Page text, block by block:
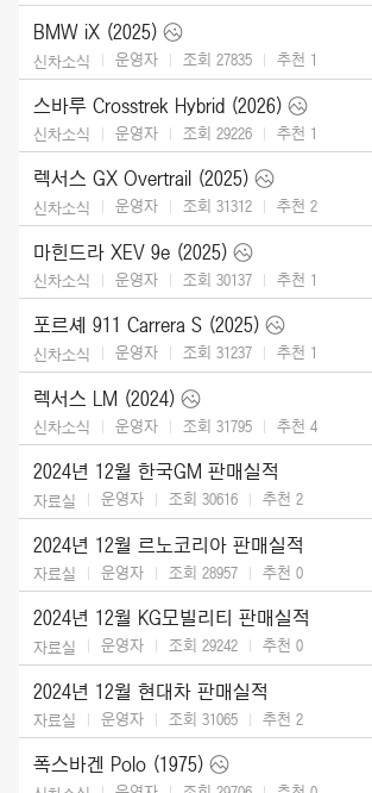
BMW iX (2025)
신차소식 운영자 조회 27835 추천 1
스바루 Crosstrek Hybrid (2026)
신차소식 운영자 조회 29226 추천 1
렉서스 GX Overtrail (2025)
신차소식 운영자 조회 31312 추천 2
마힌드라 XEV 9e (2025)
신차소식 운영자 조회 30137 추천 1
포르셰 911 Carrera S (2025)
신차소식 운영자 조회 31237 추천 1
렉서스 LM (2024)
신차소식 운영자 조회 31795 추천 4
2024년 12월 한국GM 판매실적
자료실 운영자 조회 30616 추천 2
2024년 12월 르노코리아 판매실적
자료실 운영자 조회 28957 추천 0
2024년 12월 KG모빌리티 판매실적
자료실 운영자 조회 29242 추천 0
2024년 12월 현대차 판매실적
자료실 운영자 조회 31065 추천 2
폭스바겐 Polo (1975)